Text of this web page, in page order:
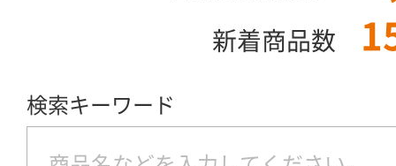
新着商品数
検索キーワード